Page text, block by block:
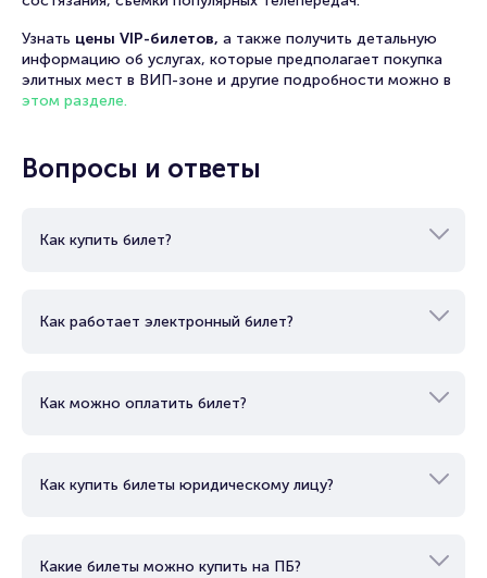
Узнать цены VIP-билетов, а также получить детальную
информацию об услугах, которые предполагает покупка
элитных мест в ВИП-зоне и другие подробности можно в
этом разделе.
Вопросы и ответы
Как купить билет?
Как работает электронный билет?
Как можно оплатить билет?
Как купить билеты юридическому лицу?
Какие билеты можно купить на ПБ?